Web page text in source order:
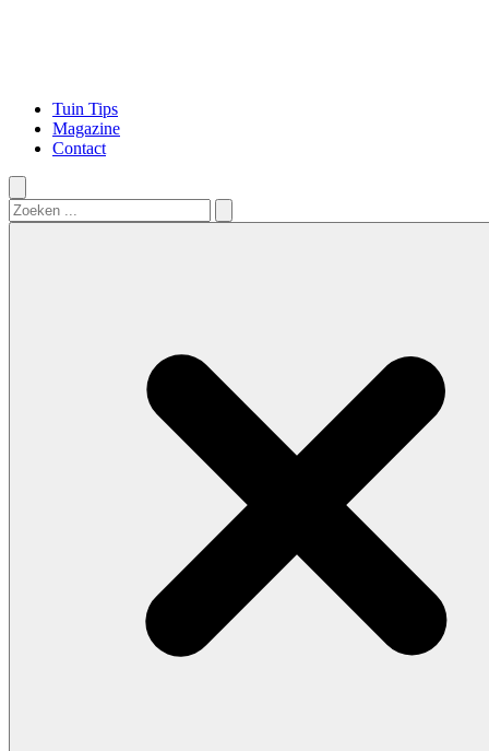
Tuin Tips
Magazine
Contact